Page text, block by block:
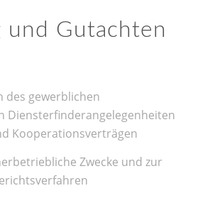
und Gutachten
des gewerblichen
Diensterfinderangelegenheiten
Kooperationsverträgen
Zwecke und zur